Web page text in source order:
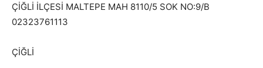
ÇİĞLİ İLÇESİ MALTEPE MAH 8110/5 SOK NO:9/B
02323761113
ÇİĞLİ